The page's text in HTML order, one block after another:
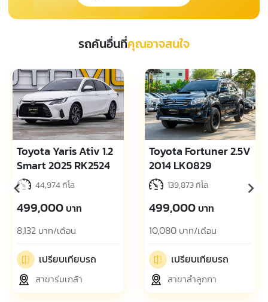
รถคันอื่นที่คุณอาจสนใจ
Toyota Yaris Ativ 1.2
Smart 2025 RK2524
44,974 กิโล
499,000 บาท
8,132 บาท/เดือน
เปรียบเทียบรถ
สาขาร่มเกล้า
Toyota Fortuner 2.5V
2014 LK0829
139,873 กิโล
499,000 บาท
10,080 บาท/เดือน
เปรียบเทียบรถ
สาขาลำลูกกา